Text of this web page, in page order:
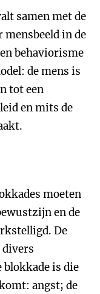
samen met de
in de
behaviorisme
de mens is
tot een
en mits de
moeten
en de
De
divers
blokkade is die
angst; de